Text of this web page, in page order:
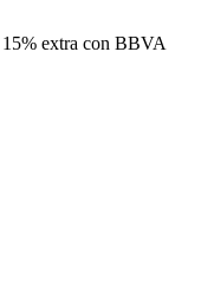
extra con BBVA